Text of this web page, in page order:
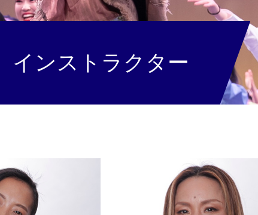
インストラクター